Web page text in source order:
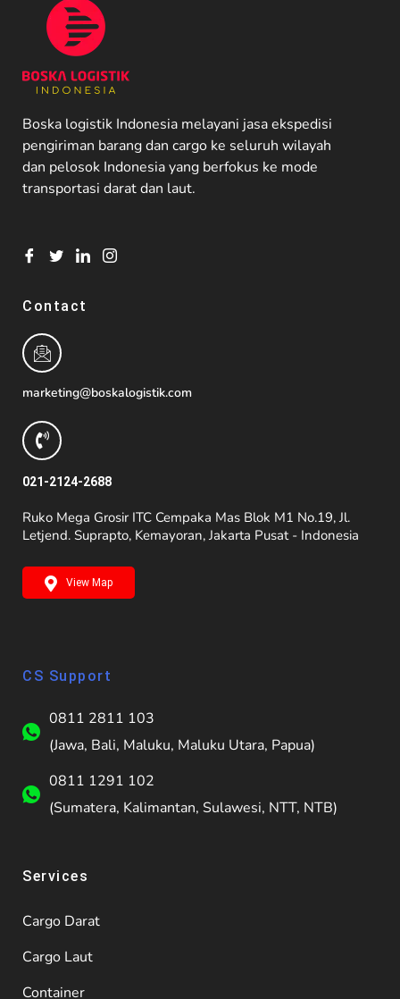
Boska logistik Indonesia melayani jasa ekspedisi
pengiriman barang dan cargo ke seluruh wilayah
dan pelosok Indonesia yang berfokus ke mode
transportasi darat dan laut.
Contact
marketing@boskalogistik.com
021-2124-2688
Ruko Mega Grosir ITC Cempaka Mas Blok M1 No.19, Jl.
Letjend. Suprapto, Kemayoran, Jakarta Pusat - Indonesia
View Map
CS Support
0811 2811 103
(Jawa, Bali, Maluku, Maluku Utara, Papua)
0811 1291 102
(Sumatera, Kalimantan, Sulawesi, NTT, NTB)
Services
Cargo Darat
Cargo Laut
Container